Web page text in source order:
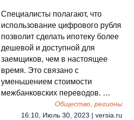
Специалисты полагают, что
использование цифрового рубля
позволит сделать ипотеку более
дешевой и доступной для
заемщиков, чем в настоящее
время. Это связано с
уменьшением стоимости
межбанковских переводов. …
Общество, регионы
16:10, Июль 30, 2023 | versia.ru